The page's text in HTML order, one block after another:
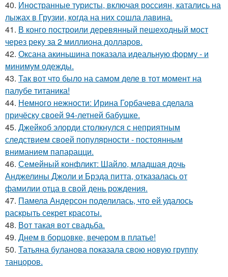
40. Иностранные туристы, включая россиян, катались на
лыжах в Грузии, когда на них сошла лавина.
41. В конго построили деревянный пешеходный мост
через реку за 2 миллиона долларов.
42. Оксана акиньшина показала идеальную форму - и
минимум одежды.
43. Так вот что было на самом деле в тот момент на
палубе титаника!
44. Немного нежности: Ирина Горбачева сделала
причёску своей 94-летней бабушке.
45. Джейкоб элорди столкнулся с неприятным
следствием своей популярности - постоянным
вниманием папарацци.
46. Семейный конфликт: Шайло, младшая дочь
Анджелины Джоли и Брэда питта, отказалась от
фамилии отца в свой день рождения.
47. Памела Андерсон поделилась, что ей удалось
раскрыть секрет красоты.
48. Вот такая вот свадьба.
49. Днем в борцовке, вечером в платье!
50. Татьяна буланова показала свою новую группу
танцоров.